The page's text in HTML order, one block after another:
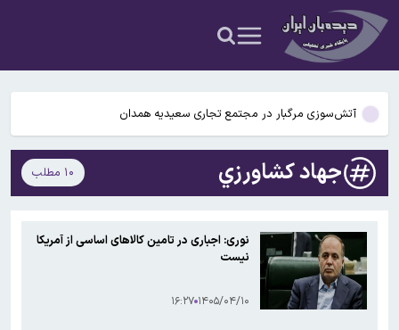
عکس و فیلم
یافته جدید: سرعت گرمایش جهانی در یک دهه گذشته تقریباً دو برابر
شده است
جزئیات جدید افزایش سنوات بازنشستگی/ چه کسانی باید بیشتر کار کنند و
چه افرادی معاف هستند؟
آتش‌سوزی مرگبار در مجتمع تجاری سعیدیه همدان
دانشمندان راز آبشار خونین جنوبگان را کشف کردند
بوگاتی سفارشی با نام «دِستِریِر» معرفی شد / W۱۶ هنوز نفس می‌کشد /
یافته جدید: سرعت گرمایش جهانی در یک دهه گذشته تقریباً دو برابر
شده است
جزئیات جدید افزایش سنوات بازنشستگی/ چه کسانی باید بیشتر کار کنند و
چه افرادی معاف هستند؟
جهاد كشاورزي ۱۰ مطلب
نوری: اجباری در تامین کالاهای اساسی از آمریکا
نیست
۱۴۰۵/۰۴/۱۰ ۱۶:۲۷